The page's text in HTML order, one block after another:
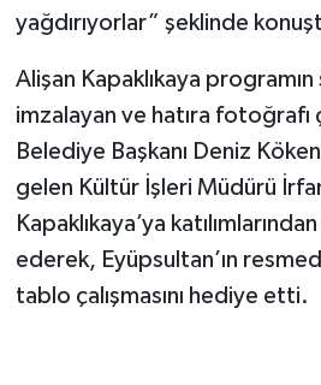
yağdırıyorlar” şeklinde
Alişan Kapaklıkaya programın
imzalayan ve hatıra
Belediye Başkanı Deniz
gelen Kültür İşleri Müdürü
Kapaklıkaya’ya
ederek, Eyüpsultan’ın
tablo çalışmasını hediye etti.